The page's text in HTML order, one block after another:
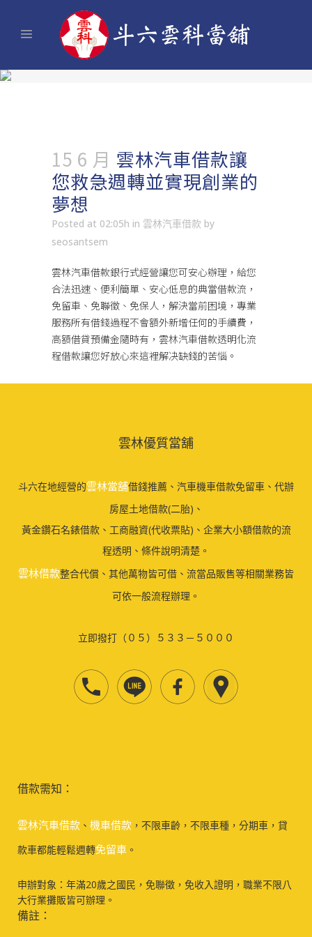
15 6 月 雲林汽車借款讓
您救急週轉並實現創業的
夢想
Posted at 02:05h in 雲林汽車借款 by
seosantsem
雲林汽車借款銀行式經營讓您可安心辦理，給您
合法迅速、便利簡單、安心低息的典當借款流，
免留車、免聯徵、免保人，解決當前困境，專業
服務所有借錢過程不會額外新增任何的手續費，
高額借貸預備金隨時有，雲林汽車借款透明化流
程借款讓您好放心來這裡解决缺錢的苦惱。
雲林優質當舖
斗六在地經營的雲林當舖借錢推薦、汽車機車借款免留車、代辦
房屋土地借款(二胎)、
黃金鑽石名錶借款、工商融資(代收票貼)、企業大小額借款的流
程透明、條件說明清楚。
雲林借款整合代償、其他萬物皆可借、流當品販售等相關業務皆
可依一般流程辦理。
立即撥打（０５）５３３－５０００
借款需知：
雲林汽車借款 、 機車借款 ，不限車齡，不限車種，分期車，貸
款車都能輕鬆週轉免留車 。
申辦對象：年滿20歲之國民，免聯徵，免收入證明，職業不限八
大行業攤販皆可辦理。
備註：